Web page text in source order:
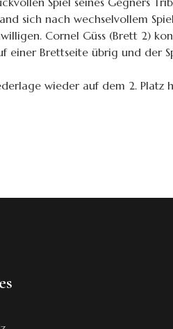
sich nach wechselvollem
Cornel Güss (Brett 2)
einer Brettseite übrig und der
wieder auf dem 2.